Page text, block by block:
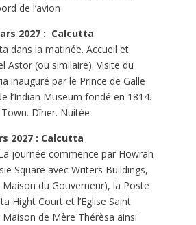
de l’avion
2027 : Calcutta
dans la matinée. Accueil et
Astor (ou similaire). Visite du
inauguré par le Prince de Galle
l’Indian Museum fondé en 1814.
Dîner. Nuitée
2027 : Calcutta
journée commence par Howrah
Square avec Writers Buildings,
Maison du Gouverneur), la Poste
Hight Court et l’Eglise Saint
Maison de Mère Thérèsa ainsi